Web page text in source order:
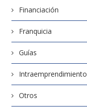
Financiación
Franquicia
Guías
Intraemprendimiento
Otros